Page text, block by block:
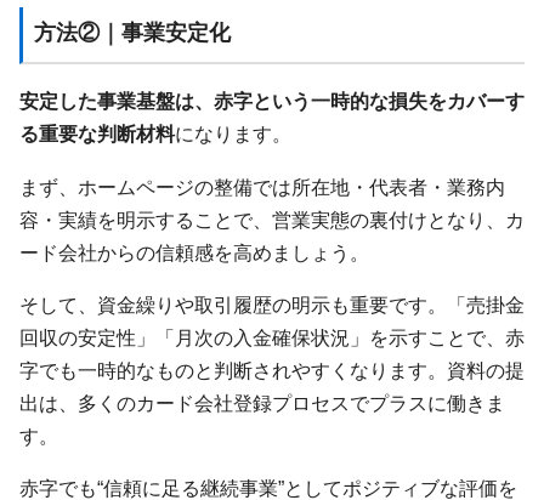
方法②｜事業安定化
安定した事業基盤は、赤字という一時的な損失をカバーす
る重要な判断材料になります。
まず、ホームページの整備では所在地・代表者・業務内
容・実績を明示することで、営業実態の裏付けとなり、カ
ード会社からの信頼感を高めましょう。
そして、資金繰りや取引履歴の明示も重要です。「売掛金
回収の安定性」「月次の入金確保状況」を示すことで、赤
字でも一時的なものと判断されやすくなります。資料の提
出は、多くのカード会社登録プロセスでプラスに働きま
す。
赤字でも“信頼に足る継続事業”としてポジティブな評価を